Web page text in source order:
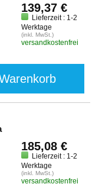
139,37 €
Lieferzeit : 1-2
Werktage
(inkl. MwSt.)
versandkostenfrei
185,08 €
Lieferzeit : 1-2
Werktage
(inkl. MwSt.)
versandkostenfrei